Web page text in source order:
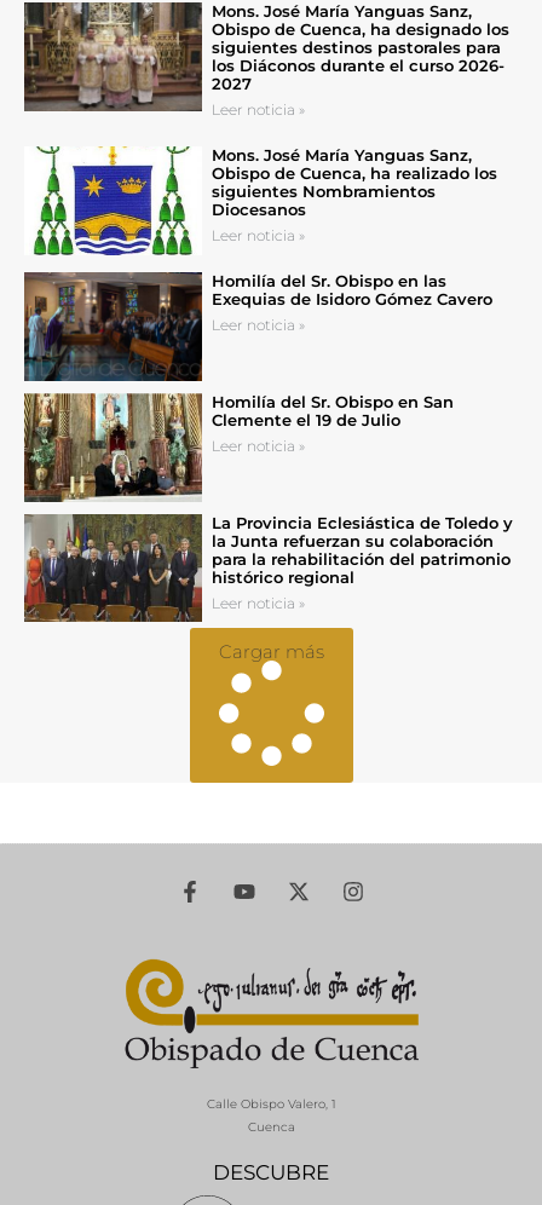
Mons. José María Yanguas Sanz,
Obispo de Cuenca, ha designado los
siguientes destinos pastorales para
los Diáconos durante el curso 2026-
2027
Leer noticia »
Mons. José María Yanguas Sanz,
Obispo de Cuenca, ha realizado los
siguientes Nombramientos
Diocesanos
Leer noticia »
Homilía del Sr. Obispo en las
Exequias de Isidoro Gómez Cavero
Leer noticia »
Homilía del Sr. Obispo en San
Clemente el 19 de Julio
Leer noticia »
La Provincia Eclesiástica de Toledo y
la Junta refuerzan su colaboración
para la rehabilitación del patrimonio
histórico regional
Leer noticia »
Cargar más
DESCUBRE
Calle Obispo Valero, 1
Cuenca